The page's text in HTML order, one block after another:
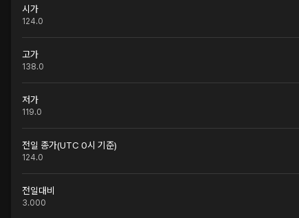
시가
124.0
고가
138.0
저가
119.0
전일 종가(UTC 0시 기준)
124.0
전일대비
3.000